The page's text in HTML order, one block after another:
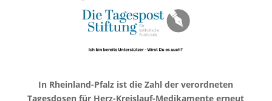
In Rheinland-Pfalz ist die Zahl der verordneten
Tagesdosen für Herz-Kreislauf-Medikamente erneut